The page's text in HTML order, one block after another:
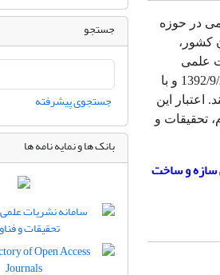
در حوزه
کشور،
علمی
وزارت علوم، تحقیقات و فناوری به شماره نامه 527972/18/3 در تاریخ 1392/9/20 و با
ثبت 77628 منتشر می کند. اعتبار این
مورخ 1393/11/27 وزارت علوم، تحقیقات و
سازه و ساخت
جستجو
جستجوی پیشرفته
بانک ها و نمایه نامه ها